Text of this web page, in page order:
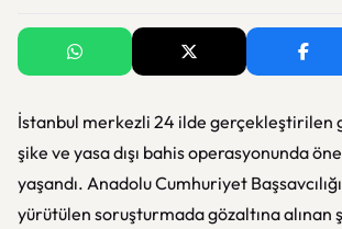
İstanbul merkezli 24 ilde gerçekleştirilen
şike ve yasa dışı bahis operasyonunda
yaşandı. Anadolu Cumhuriyet
yürütülen soruşturmada gözaltına alınan